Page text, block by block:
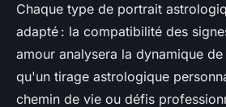
Chaque type de portrait
adapté : la compatibilité des
amour analysera la dynamique
qu'un tirage astrologique
chemin de vie ou défis